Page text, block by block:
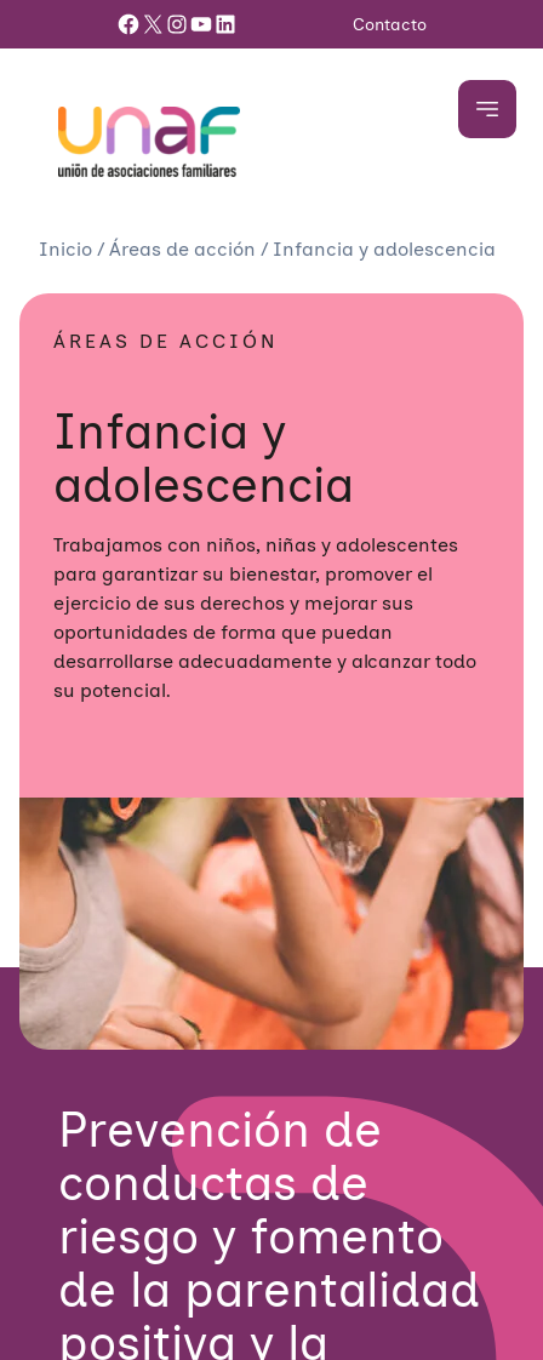
Facebook X InstagramYouTube LinkedIn Contacto
Inicio / Áreas de acción / Infancia y adolescencia
ÁREAS DE ACCIÓN
Infancia y
adolescencia
Trabajamos con niños, niñas y adolescentes
para garantizar su bienestar, promover el
ejercicio de sus derechos y mejorar sus
oportunidades de forma que puedan
desarrollarse adecuadamente y alcanzar todo
su potencial.​
Prevención de
conductas de
riesgo y fomento
de la parentalidad
positiva y la